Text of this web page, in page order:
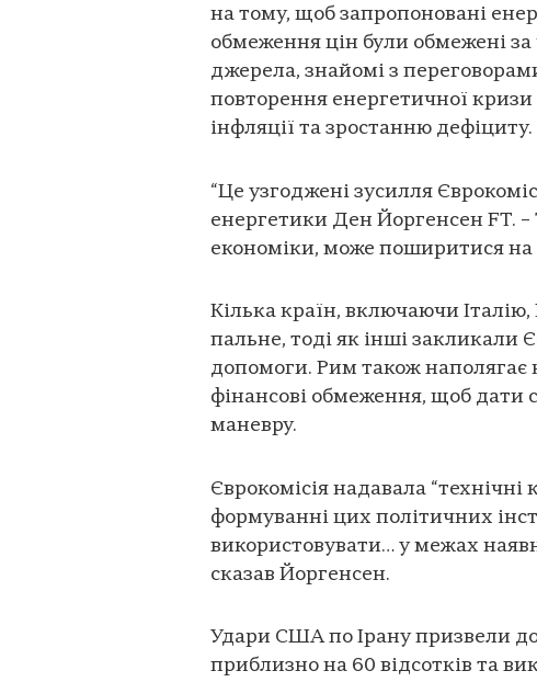
на тому, щоб запропоновані
обмеження цін були обмежені
джерела, знайомі з
повторення енергетичної
інфляції та зростанню дефіциту.
“Це узгоджені зусилля
енергетики Ден Йоргенсен FT. –
економіки, може поширитися на
Кілька країн, включаючи
пальне, тоді як інші закликали
допомоги. Рим також наполягає
фінансові обмеження, щоб
маневру.
Єврокомісія надавала
формуванні цих політичних
використовувати… у межах
сказав Йоргенсен.
Удари США по Ірану призвели до
приблизно на 60 відсотків та